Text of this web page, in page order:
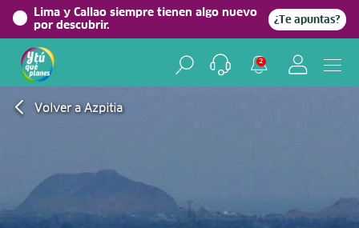
Lima y Callao siempre tienen algo nuevo
por descubrir.
¿Te apuntas?
2
Volver a Azpitia